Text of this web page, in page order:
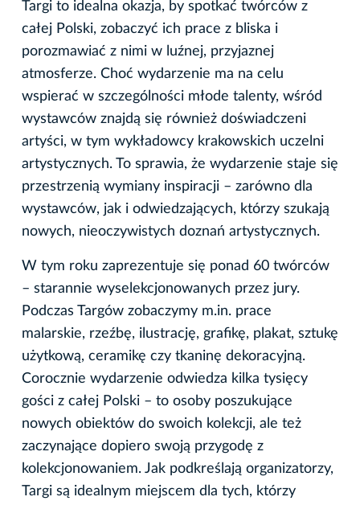
Targi to idealna okazja, by spotkać twórców z
całej Polski, zobaczyć ich prace z bliska i
porozmawiać z nimi w luźnej, przyjaznej
atmosferze. Choć wydarzenie ma na celu
wspierać w szczególności młode talenty, wśród
wystawców znajdą się również doświadczeni
artyści, w tym wykładowcy krakowskich uczelni
artystycznych. To sprawia, że wydarzenie staje się
przestrzenią wymiany inspiracji – zarówno dla
wystawców, jak i odwiedzających, którzy szukają
nowych, nieoczywistych doznań artystycznych.
W tym roku zaprezentuje się ponad 60 twórców
– starannie wyselekcjonowanych przez jury.
Podczas Targów zobaczymy m.in. prace
malarskie, rzeźbę, ilustrację, grafikę, plakat, sztukę
użytkową, ceramikę czy tkaninę dekoracyjną.
Corocznie wydarzenie odwiedza kilka tysięcy
gości z całej Polski – to osoby poszukujące
nowych obiektów do swoich kolekcji, ale też
zaczynające dopiero swoją przygodę z
kolekcjonowaniem. Jak podkreślają organizatorzy,
Targi są idealnym miejscem dla tych, którzy